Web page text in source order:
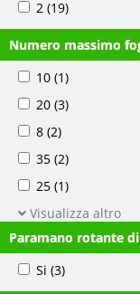
2 (19)
Numero massimo
10 (1)
20 (3)
8 (2)
35 (2)
25 (1)
Visualizza altro
Paramano rotante
Si (3)